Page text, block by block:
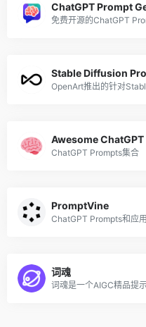
ChatGPT Prompt
免费开源的ChatGPT
Stable Diffusion
OpenArt推出的针对
Awesome
ChatGPT Prompts集合
PromptVine
ChatGPT Prompts和应用
词魂